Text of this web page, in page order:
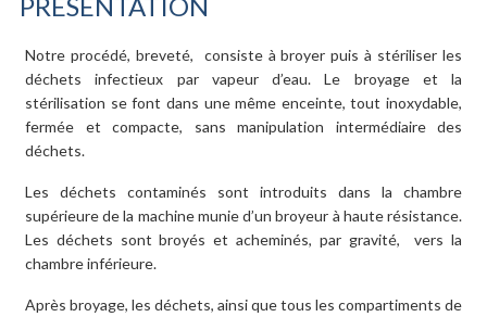
Notre procédé, breveté,
consiste à broyer puis à stériliser les
déchets infectieux par vapeur d’eau. Le broyage et la
stérilisation se font dans une même enceinte, tout inoxydable,
fermée et compacte, sans manipulation intermédiaire des
déchets.
Les déchets contaminés sont introduits dans la chambre
supérieure de la machine munie d’un broyeur à haute résistance.
Les déchets sont broyés et acheminés, par gravité,
vers la
chambre inférieure.
Après broyage, les déchets, ainsi que tous les compartiments de